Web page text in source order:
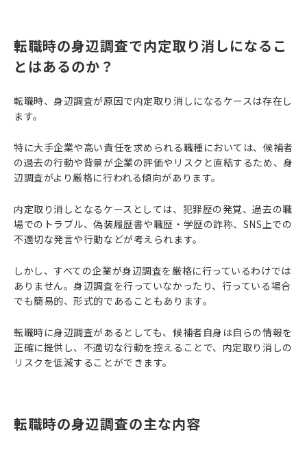
転職時の身辺調査で内定取り消しになるこ
とはあるのか？
転職時、身辺調査が原因で内定取り消しになるケースは存在し
ます。
特に大手企業や高い責任を求められる職種においては、候補者
の過去の行動や背景が企業の評価やリスクと直結するため、身
辺調査がより厳格に行われる傾向があります。
内定取り消しとなるケースとしては、犯罪歴の発覚、過去の職
場でのトラブル、偽装履歴書や職歴・学歴の詐称、SNS上での
不適切な発言や行動などが考えられます。
しかし、すべての企業が身辺調査を厳格に行っているわけでは
ありません。身辺調査を行っていなかったり、行っている場合
でも簡易的、形式的であることもあります。
転職時に身辺調査があるとしても、候補者自身は自らの情報を
正確に提供し、不適切な行動を控えることで、内定取り消しの
リスクを低減することができます。
転職時の身辺調査の主な内容